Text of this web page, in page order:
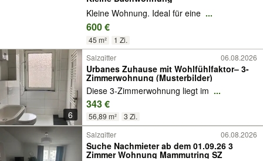
Kleine Wohnung. Ideal für eine ...
600 €
45 m² 1 Zi.
6
Salzgitter 06.08.2026
Urbanes Zuhause mit Wohlfühlfaktor– 3-
Zimmerwohnung (Musterbilder)
Diese 3-Zimmerwohnung liegt im ...
343 €
56,89 m² 3 Zi.
Salzgitter 06.08.2026
Suche Nachmieter ab dem 01.09.26 3
Zimmer Wohnung Mammutring SZ